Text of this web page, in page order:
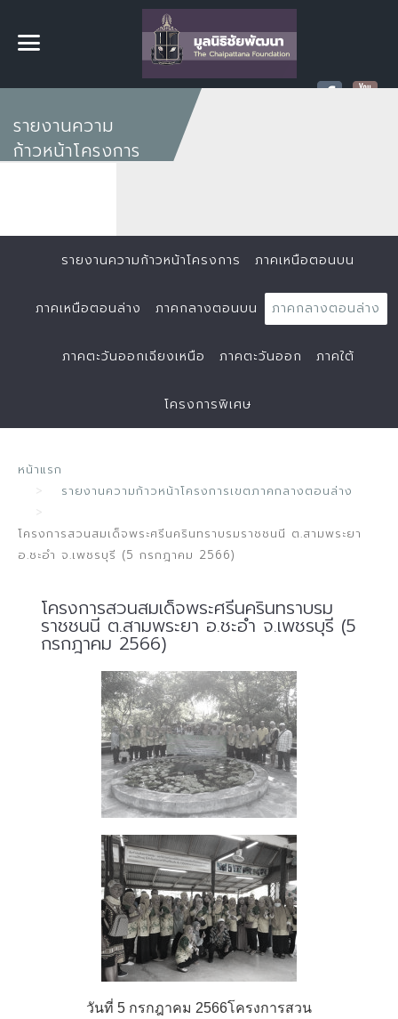
รายงานความ
ก้าวหน้าโครงการ
รายงานความก้าวหน้าโครงการ ภาคเหนือตอนบน
ภาคเหนือตอนล่าง ภาคกลางตอนบน ภาคกลางตอนล่าง
ภาคตะวันออกเฉียงเหนือ ภาคตะวันออก ภาคใต้
โครงการพิเศษ
หน้าแรก
รายงานความก้าวหน้าโครงการเขตภาคกลางตอนล่าง
โครงการสวนสมเด็จพระศรีนครินทราบรมราชชนนี ต.สามพระยา
อ.ชะอำ จ.เพชรบุรี (5 กรกฎาคม 2566)
โครงการสวนสมเด็จพระศรีนครินทราบรม
ราชชนนี ต.สามพระยา อ.ชะอำ จ.เพชรบุรี (5
กรกฎาคม 2566)
วันที่ 5 กรกฎาคม 2566โครงการสวน